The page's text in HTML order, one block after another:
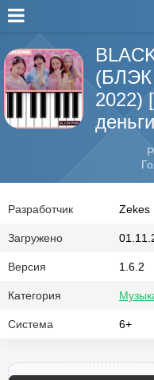
(БЛЭК
2022)
Разработчик Zekes
Загружено
Версия 1.6.2
Категория
Система 6+